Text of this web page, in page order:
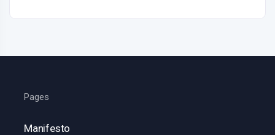
Pages
Manifesto